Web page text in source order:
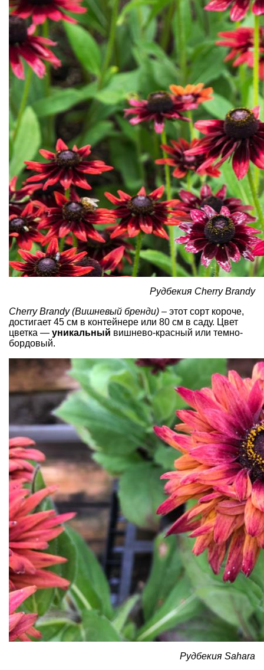
Рудбекия Cherry Brandy
Cherry Brandy (Вишневый бренди) – этот сорт короче,
достигает 45 см в контейнере или 80 см в саду. Цвет
цветка — уникальный вишнево-красный или темно-
бордовый.
Рудбекия Sahara